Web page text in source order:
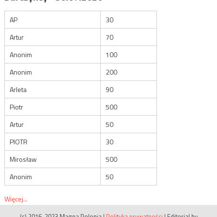
AP
30
Artur
70
Anonim
100
Anonim
200
Arleta
90
Piotr
500
Artur
50
PIOTR
30
Mirosław
500
Anonim
50
Więcej...